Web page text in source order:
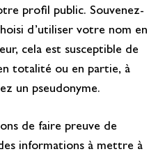
profil public. Souvenez-
d’utiliser votre nom en
cela est susceptible de
totalité ou en partie, à
un pseudonyme.
de faire preuve de
informations à mettre à